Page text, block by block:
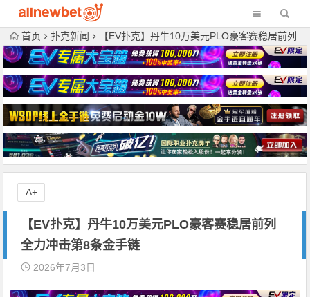
首页 扑克新闻 【EV扑克】丹牛10万美元PLO豪客赛稳居前列 全力冲击第8条金手链
【EV扑克】丹牛10万美元PLO豪客赛稳居前列
全力冲击第8条金手链
2026年7月3日
A+